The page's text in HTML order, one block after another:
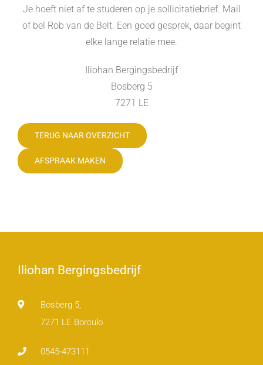
Je hoeft niet af te studeren op je sollicitatiebrief. Mail
of bel Rob van de Belt. Een goed gesprek, daar begint
elke lange relatie mee.
Iliohan Bergingsbedrijf
Bosberg 5
7271 LE
TERUG NAAR OVERZICHT
AFSPRAAK MAKEN
Iliohan Bergingsbedrijf
Bosberg 5,
7271 LE Borculo
0545-473111